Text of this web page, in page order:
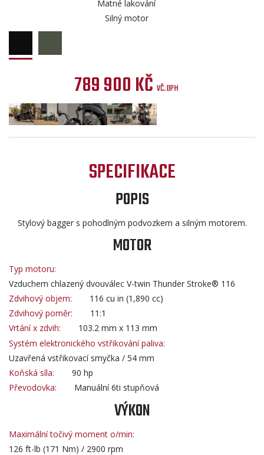
Matné lakování
Silný motor
789 900 KČ VČ. DPH
SPECIFIKACE
POPIS
Stylový bagger s pohodlným podvozkem a silným motorem.
MOTOR
Typ motoru:
Vzduchem chlazený dvouválec V-twin Thunder Stroke® 116
Zdvihový objem:
116 cu in (1,890 cc)
Zdvihový poměr:
11:1
Vrtání x zdvih:
103.2 mm x 113 mm
Systém elektronického vstřikování paliva:
Uzavřená vstřikovací smyčka / 54 mm
Koňská síla:
90 hp
Převodovka:
Manuální 6ti stupňová
VÝKON
Maximální točivý moment o/min:
126 ft-lb (171 Nm) / 2900 rpm